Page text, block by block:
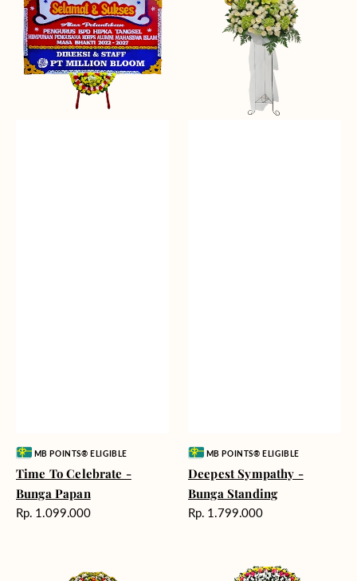
Celebrate
Bunga
Papan
Vendor:MB POINTS® ELIGIBLE
Time To Celebrate -
Bunga Papan
Harga
Rp. 1.099.000
Vendor:MB POINTS® ELIGIBLE
Deepest Sympathy -
Bunga Standing
Harga
Rp. 1.799.000